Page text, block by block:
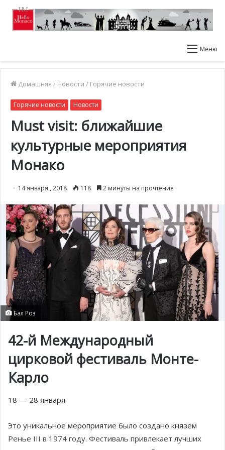
Меню
Домашняя / Новости / Горячие новости
Горячие новости Новости
Must visit: ближайшие
культурные мероприятия
Монако
14 января , 2018 118 2 минуты на прочтение
Бал Роз
42-й Международный
цирковой фестиваль Монте-
Карло
18 — 28 января
Это уникальное мероприятие было создано князем
Ренье III в 1974 году. Фестиваль привлекает лучших